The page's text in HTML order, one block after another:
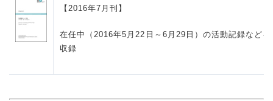
【2016年7月刊】
在任中（2016年5月22日～6月29日）の活動記録などを
収録